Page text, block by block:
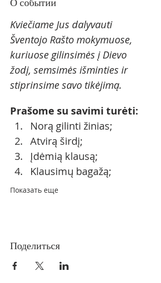
О событии
Kviečiame Jus dalyvauti
Šventojo Rašto mokymuose,
kuriuose gilinsimės į Dievo
žodį, semsimės išminties ir
stiprinsime savo tikėjimą.
Prašome su savimi turėti:
Norą gilinti žinias;
Atvirą širdį;
Įdėmią klausą;
Klausimų bagažą;
Показать еще
Поделиться